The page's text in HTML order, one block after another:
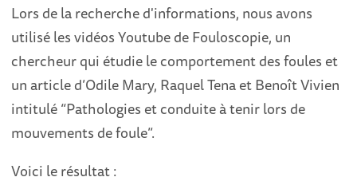
Lors de la recherche d'informations, nous avons
utilisé les vidéos Youtube de Fouloscopie, un
chercheur qui étudie le comportement des foules et
un article d’Odile Mary, Raquel Tena et Benoît Vivien
intitulé “Pathologies et conduite à tenir lors de
mouvements de foule”.
Voici le résultat :